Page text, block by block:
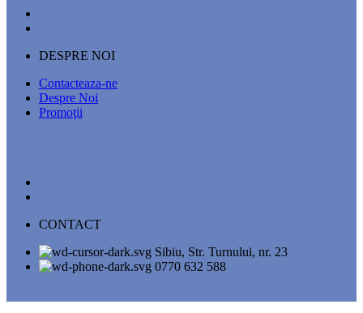
DESPRE NOI
Contacteaza-ne
Despre Noi
Promoţii
CONTACT
Sibiu, Str. Turnului, nr. 23
0770 632 588